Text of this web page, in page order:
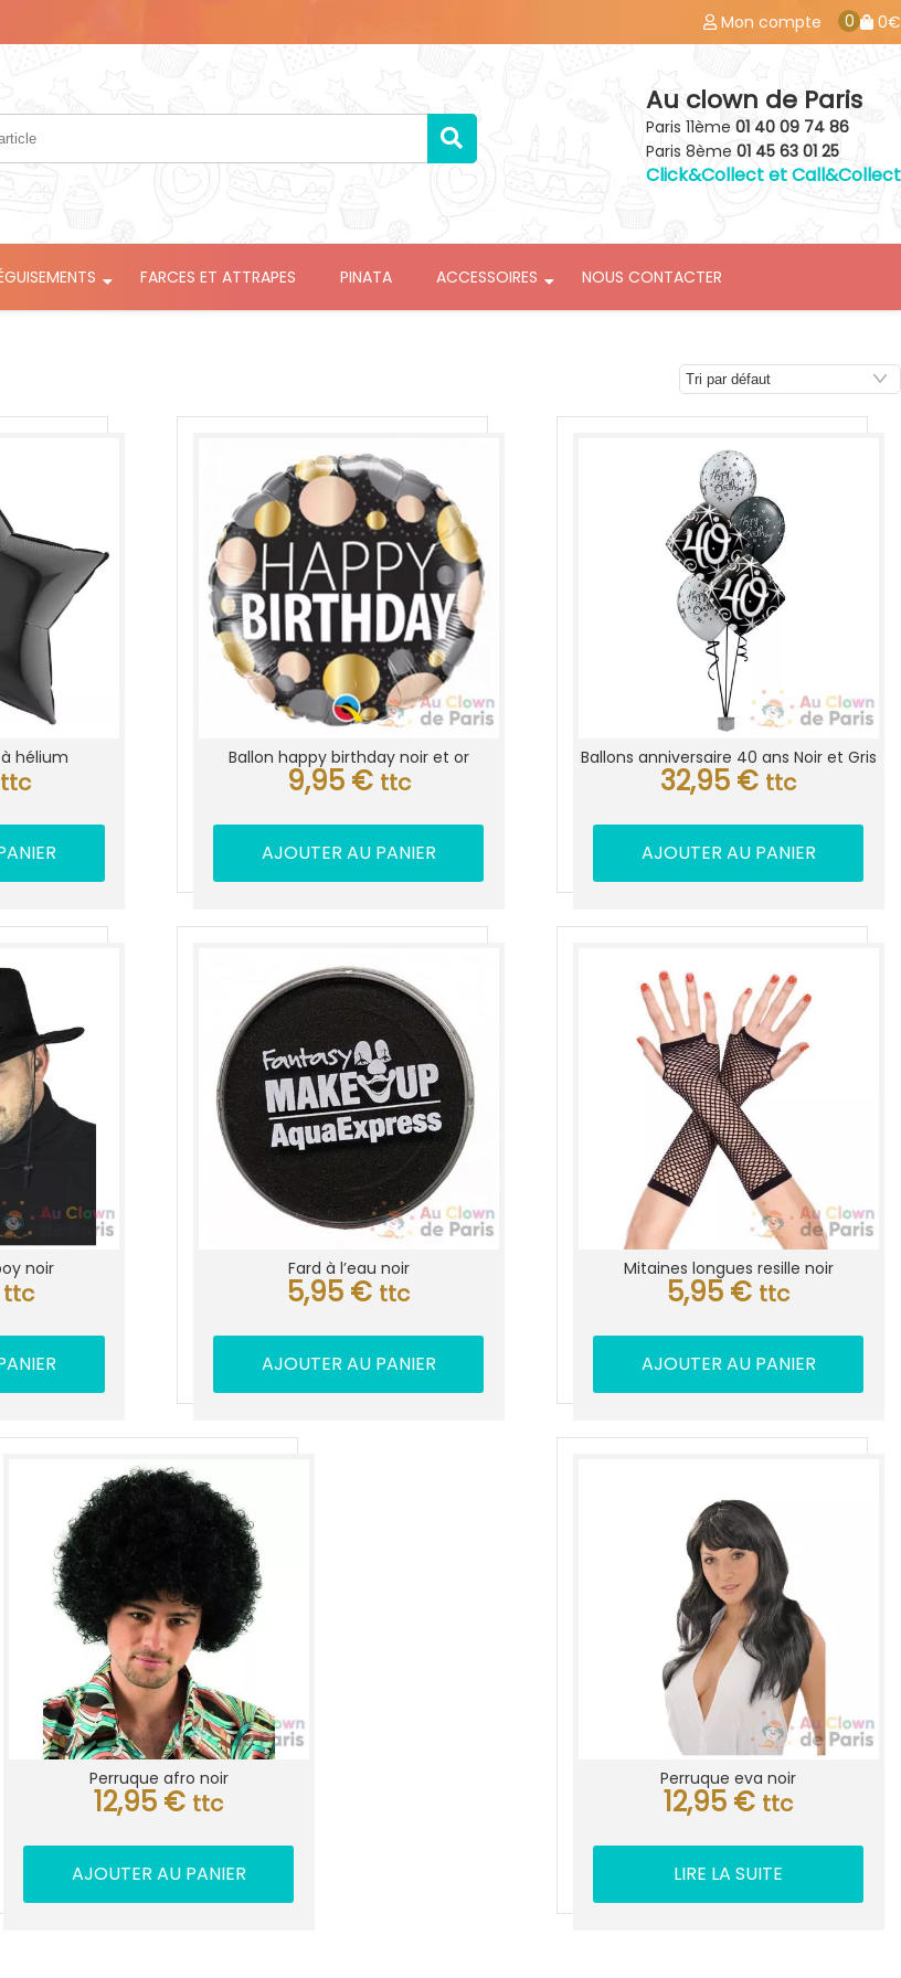
Mon compte 0 0€
Au clown de Paris
Paris 11ème 01 40 09 74 86
Paris 8ème 01 45 63 01 25
Click&Collect et Call&Collect
FARCES ET ATTRAPES PINATA ACCESSOIRES NOUS CONTACTER
hélium
ttc
Ballon happy birthday noir et or
9,95 € ttc
AJOUTER AU PANIER
Ballons anniversaire 40 ans Noir et Gris
32,95 € ttc
AJOUTER AU PANIER
noir
ttc
Fard à l’eau noir
5,95 € ttc
AJOUTER AU PANIER
Mitaines longues resille noir
5,95 € ttc
AJOUTER AU PANIER
Perruque afro noir
12,95 € ttc
AJOUTER AU PANIER
Perruque eva noir
12,95 € ttc
LIRE LA SUITE